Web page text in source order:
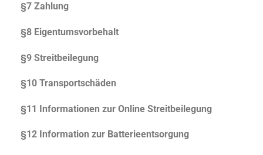
§7 Zahlung
§8 Eigentumsvorbehalt
§9 Streitbeilegung
§10 Transportschäden
§11 Informationen zur Online Streitbeilegung
§12 Information zur Batterieentsorgung